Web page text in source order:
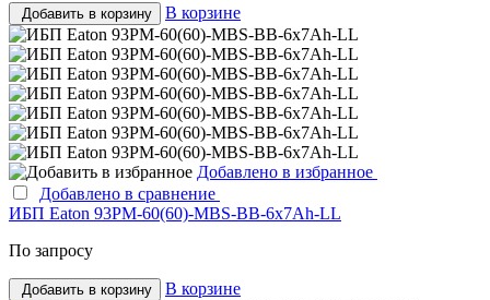
Добавить в корзину В корзине
Добавлено в избранное
Добавлено в сравнение
ИБП Eaton 93PM-60(60)-MBS-BB-6x7Ah-LL
По запросу
Добавить в корзину В корзине